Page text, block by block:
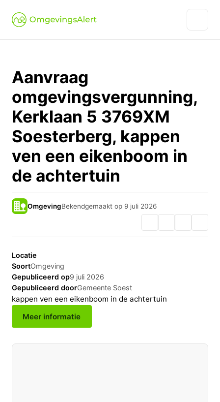
Aanvraag
omgevingsvergunning,
Kerklaan 5 3769XM
Soesterberg, kappen
ven een eikenboom in
de achtertuin
OmgevingBekendgemaakt op 9 juli 2026
Locatie
SoortOmgeving
Gepubliceerd op9 juli 2026
Gepubliceerd doorGemeente Soest
kappen ven een eikenboom in de achtertuin
Meer informatie